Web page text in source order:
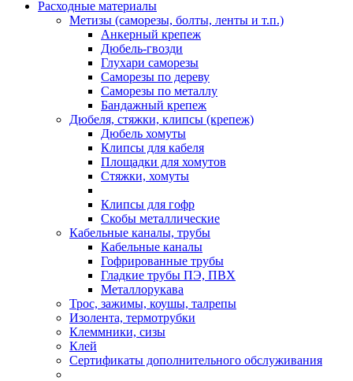
Расходные материалы
Метизы (саморезы, болты, ленты и т.п.)
Анкерный крепеж
Дюбель-гвозди
Глухари саморезы
Саморезы по дереву
Саморезы по металлу
Бандажный крепеж
Дюбеля, стяжки, клипсы (крепеж)
Дюбель хомуты
Клипсы для кабеля
Площадки для хомутов
Стяжки, хомуты
Клипсы для гофр
Скобы металлические
Кабельные каналы, трубы
Кабельные каналы
Гофрированные трубы
Гладкие трубы ПЭ, ПВХ
Металлорукава
Трос, зажимы, коушы, талрепы
Изолента, термотрубки
Клеммники, сизы
Клей
Сертификаты дополнительного обслуживания